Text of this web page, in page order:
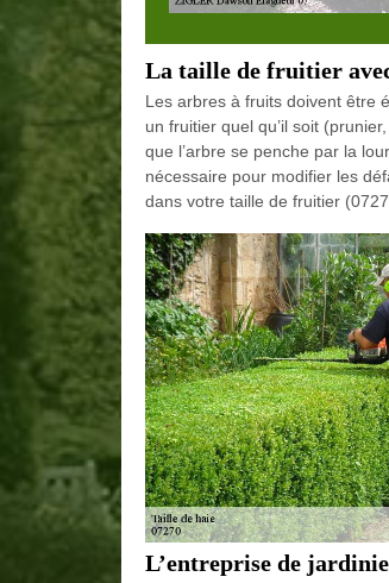
La taille de fruitier
Les arbres à fruits doivent être
un fruitier quel qu’il soit
que l’arbre se penche par la
nécessaire pour modifier les
dans votre taille de fruitier
L’entreprise de